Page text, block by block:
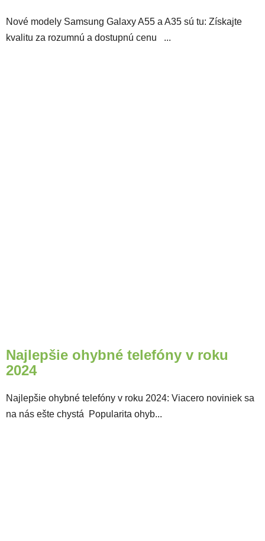
Nové modely Samsung Galaxy A55 a A35 sú tu: Získajte
kvalitu za rozumnú a dostupnú cenu ...
Najlepšie ohybné telefóny v roku
2024
Najlepšie ohybné telefóny v roku 2024: Viacero noviniek sa
na nás ešte chystá Popularita ohyb...